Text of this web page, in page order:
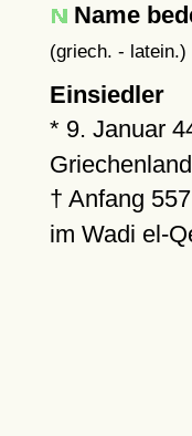
Name
(griech. - latein.)
Einsiedler
* 9. Januar
Griechenland
† Anfang
im Wadi el-